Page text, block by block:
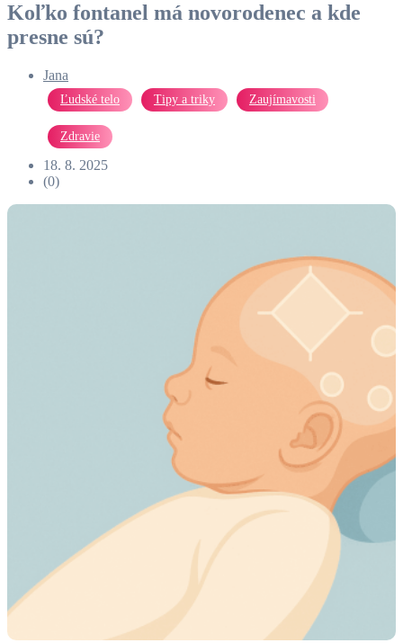
Koľko fontanel má novorodenec a kde
presne sú?
Jana
Ľudské telo Tipy a triky Zaujímavosti
Zdravie
18. 8. 2025
(0)